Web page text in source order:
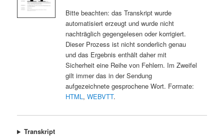
Bitte beachten: das Transkript wurde
automatisiert erzeugt und wurde nicht
nachträglich gegengelesen oder korrigiert.
Dieser Prozess ist nicht sonderlich genau
und das Ergebnis enthält daher mit
Sicherheit eine Reihe von Fehlern. Im Zweifel
gilt immer das in der Sendung
aufgezeichnete gesprochene Wort. Formate:
HTML , WEBVTT.
Transkript